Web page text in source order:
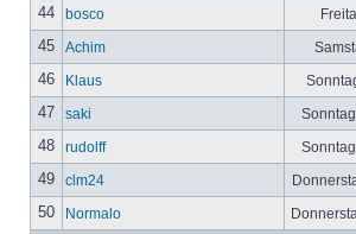
44 bosco
45 Achim
46 Klaus
47 saki
48 rudolff
49 clm24
50 Normalo